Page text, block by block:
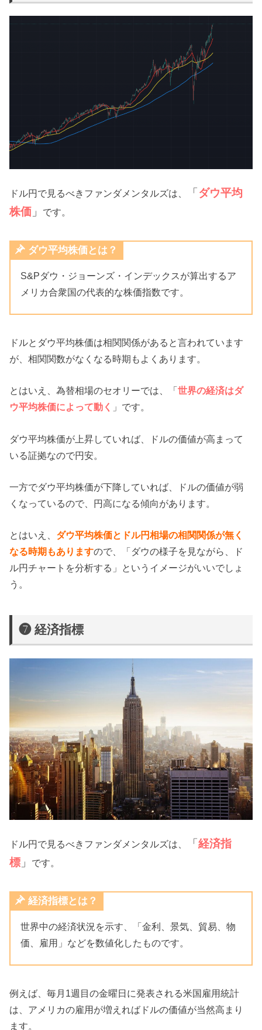
ドル円で見るべきファンダメンタルズは、 「ダウ平均
株価 」 です。
ダウ平均株価とは？
S&Pダウ・ジョーンズ・インデックスが算出するア
メリカ合衆国の代表的な株価指数です。
ドルとダウ平均株価は相関関係があると言われています
が、相関関数がなくなる時期もよくあります。
とはいえ、為替相場のセオリーでは、「世界の経済はダ
ウ平均株価によって動く
」です。
ダウ平均株価が上昇していれば、ドルの価値が高まって
いる証拠なので円安。
一方でダウ平均株価が下降していれば、ドルの価値が弱
くなっているので、円高になる傾向があります。
とはいえ、 ダウ平均株価とドル円相場の相関関係が無く
なる時期もありますので、「ダウの様子を見ながら、ド
ル円チャートを分析する」というイメージがいいでしょ
う。
❼ 経済指標
ドル円で見るべきファンダメンタルズは、 「経済指
標 」 です。
経済指標とは？
世界中の経済状況を示す、「金利、景気、貿易、物
価、雇用」などを数値化したものです。
例えば、毎月1週目の金曜日に発表される米国雇用統計
は、アメリカの雇用が増えればドルの価値が当然高まり
ます。